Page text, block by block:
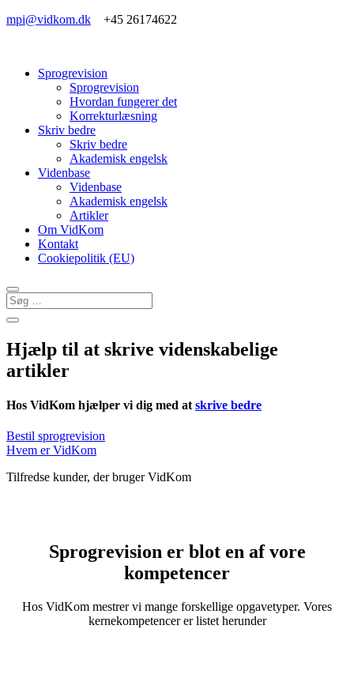
mpi@vidkom.dk +45 26174622
Sprogrevision
Sprogrevision
Hvordan fungerer det
Korrekturlæsning
Skriv bedre
Skriv bedre
Akademisk engelsk
Videnbase
Videnbase
Akademisk engelsk
Artikler
Om VidKom
Kontakt
Cookiepolitik (EU)
Hjælp til at skrive videnskabelige
artikler
Hos VidKom hjælper vi dig med at skrive bedre
Bestil sprogrevision
Hvem er VidKom
Tilfredse kunder, der bruger VidKom
Sprogrevision er blot en af vore
kompetencer
Hos VidKom mestrer vi mange forskellige opgavetyper. Vores
kernekompetencer er listet herunder